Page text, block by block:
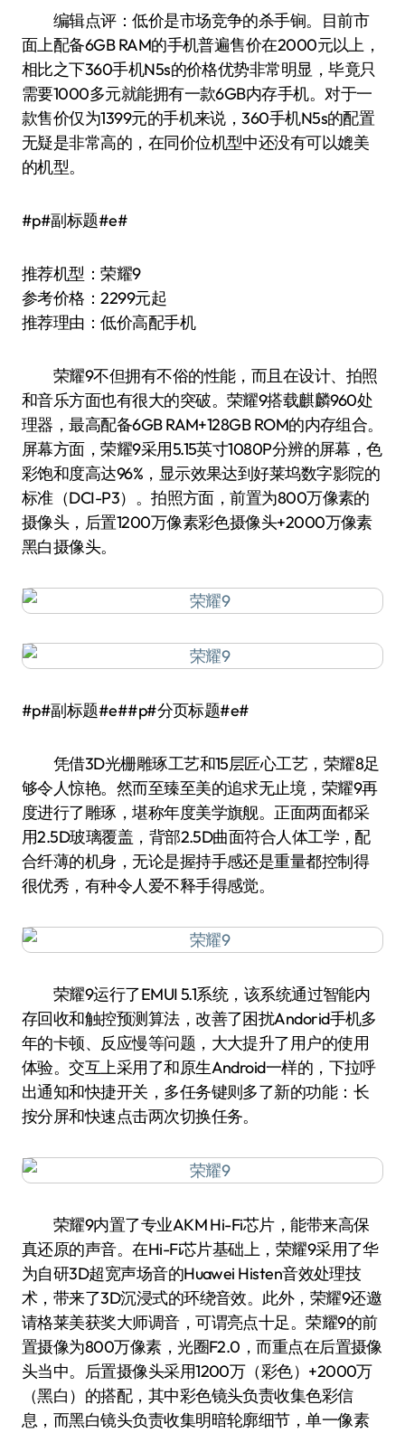
编辑点评：低价是市场竞争的杀手锏。目前市
面上配备6GB RAM的手机普遍售价在2000元以上，
相比之下360手机N5s的价格优势非常明显，毕竟只
需要1000多元就能拥有一款6GB内存手机。对于一
款售价仅为1399元的手机来说，360手机N5s的配置
无疑是非常高的，在同价位机型中还没有可以媲美
的机型。
#p#副标题#e#
推荐机型：荣耀9
参考价格：2299元起
推荐理由：低价高配手机
荣耀9不但拥有不俗的性能，而且在设计、拍照
和音乐方面也有很大的突破。荣耀9搭载麒麟960处
理器，最高配备6GB RAM+128GB ROM的内存组合。
屏幕方面，荣耀9采用5.15英寸1080P分辨的屏幕，色
彩饱和度高达96%，显示效果达到好莱坞数字影院的
标准（DCI-P3）。拍照方面，前置为800万像素的
摄像头，后置1200万像素彩色摄像头+2000万像素
黑白摄像头。
#p#副标题#e##p#分页标题#e#
凭借3D光栅雕琢工艺和15层匠心工艺，荣耀8足
够令人惊艳。然而至臻至美的追求无止境，荣耀9再
度进行了雕琢，堪称年度美学旗舰。正面两面都采
用2.5D玻璃覆盖，背部2.5D曲面符合人体工学，配
合纤薄的机身，无论是握持手感还是重量都控制得
很优秀，有种令人爱不释手得感觉。
荣耀9运行了EMUI 5.1系统，该系统通过智能内
存回收和触控预测算法，改善了困扰Andorid手机多
年的卡顿、反应慢等问题，大大提升了用户的使用
体验。交互上采用了和原生Android一样的，下拉呼
出通知和快捷开关，多任务键则多了新的功能：长
按分屏和快速点击两次切换任务。
荣耀9内置了专业AKM Hi-Fi芯片，能带来高保
真还原的声音。在Hi-Fi芯片基础上，荣耀9采用了华
为自研3D超宽声场音的Huawei Histen音效处理技
术，带来了3D沉浸式的环绕音效。此外，荣耀9还邀
请格莱美获奖大师调音，可谓亮点十足。荣耀9的前
置摄像为800万像素，光圈F2.0，而重点在后置摄像
头当中。后置摄像头采用1200万（彩色）+2000万
（黑白）的搭配，其中彩色镜头负责收集色彩信
息，而黑白镜头负责收集明暗轮廓细节，单一像素